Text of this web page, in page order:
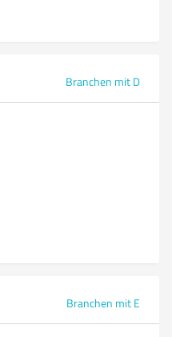
Branchen mit D
Branchen mit E